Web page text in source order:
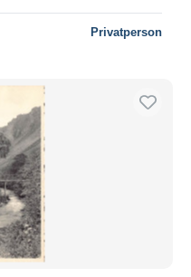
Privatperson